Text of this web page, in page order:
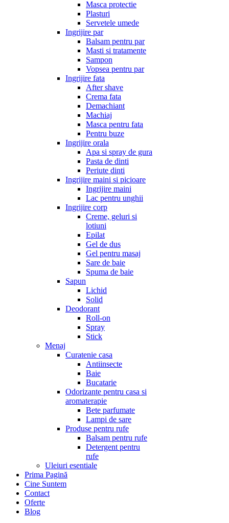
Masca protectie
Plasturi
Servetele umede
Ingrijire par
Balsam pentru par
Masti si tratamente
Sampon
Vopsea pentru par
Ingrijire fata
After shave
Crema fata
Demachiant
Machiaj
Masca pentru fata
Pentru buze
Ingrijire orala
Apa si spray de gura
Pasta de dinti
Periute dinti
Ingrijire maini si picioare
Ingrijire maini
Lac pentru unghii
Ingrijire corp
Creme, geluri si
lotiuni
Epilat
Gel de dus
Gel pentru masaj
Sare de baie
Spuma de baie
Sapun
Lichid
Solid
Deodorant
Roll-on
Spray
Stick
Menaj
Curatenie casa
Antiinsecte
Baie
Bucatarie
Odorizante pentru casa si
aromaterapie
Bete parfumate
Lampi de sare
Produse pentru rufe
Balsam pentru rufe
Detergent pentru
rufe
Uleiuri esentiale
Prima Pagină
Cine Suntem
Contact
Oferte
Blog